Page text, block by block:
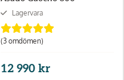
Lagervara
(3 omdömen)
12 990 kr